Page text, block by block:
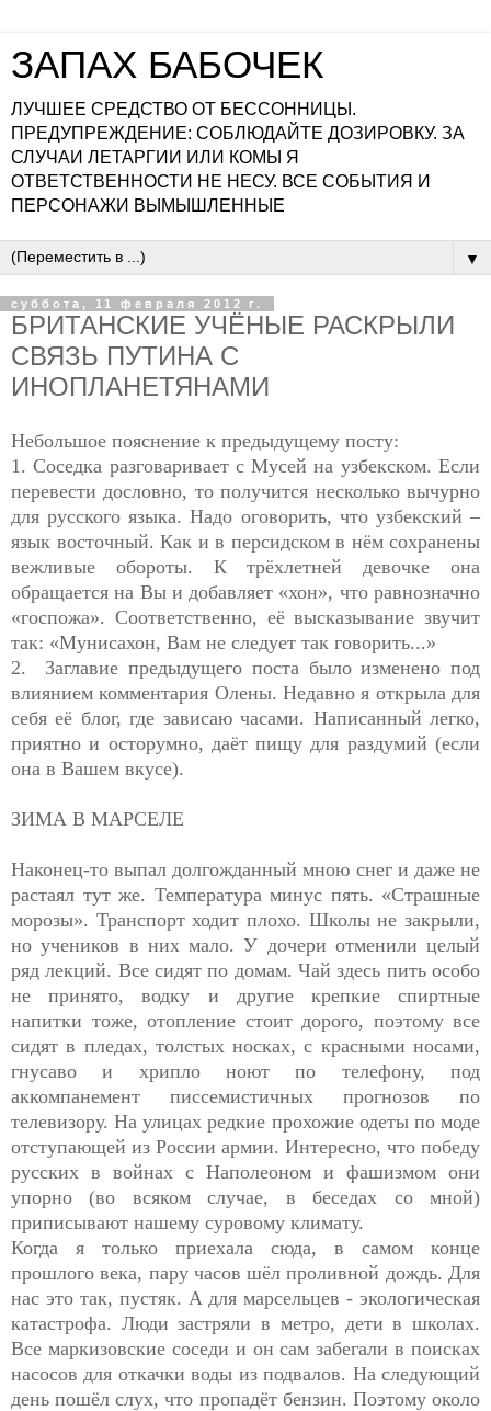
ЗАПАХ БАБОЧЕК
ЛУЧШЕЕ СРЕДСТВО ОТ БЕССОННИЦЫ.
ПРЕДУПРЕЖДЕНИЕ: СОБЛЮДАЙТЕ ДОЗИРОВКУ. ЗА
СЛУЧАИ ЛЕТАРГИИ ИЛИ КОМЫ Я
ОТВЕТСТВЕННОСТИ НЕ НЕСУ. ВСЕ СОБЫТИЯ И
ПЕРСОНАЖИ ВЫМЫШЛЕННЫЕ
▼
суббота, 11 февраля 2012 г.
БРИТАНСКИЕ УЧЁНЫЕ РАСКРЫЛИ
СВЯЗЬ ПУТИНА С
ИНОПЛАНЕТЯНАМИ
Небольшое пояснение к предыдущему посту:
1. Соседка разговаривает с Мусей на узбекском. Если
перевести дословно, то получится несколько вычурно
для русского языка. Надо оговорить, что узбекский –
язык восточный. Как и в персидском в нём сохранены
вежливые обороты. К трёхлетней девочке она
обращается на Вы и добавляет «хон», что равнозначно
«госпожа». Соответственно, её высказывание звучит
так: «Мунисахон, Вам не следует так говорить...»
2. Заглавие предыдущего поста было изменено под
влиянием комментария Олены. Недавно я открыла для
себя её блог, где зависаю часами. Написанный легко,
приятно и осторумно, даёт пищу для раздумий (если
она в Вашем вкусе).
ЗИМА В МАРСЕЛЕ
Наконец-то выпал долгожданный мною снег и даже не
растаял тут же. Температура минус пять. «Страшные
морозы». Транспорт ходит плохо. Школы не закрыли,
но учеников в них мало. У дочери отменили целый
ряд лекций. Все сидят по домам. Чай здесь пить особо
не принято, водку и другие крепкие спиртные
напитки тоже, отопление стоит дорого, поэтому все
сидят в пледах, толстых носках, с красными носами,
гнусаво и хрипло ноют по телефону, под
аккомпанемент писсемистичных прогнозов по
телевизору. На улицах редкие прохожие одеты по моде
отступающей из России армии. Интересно, что победу
русских в войнах с Наполеоном и фашизмом они
упорно (во всяком случае, в беседах со мной)
приписывают нашему суровому климату.
Когда я только приехала сюда, в самом конце
прошлого века, пару часов шёл проливной дождь. Для
нас это так, пустяк. А для марсельцев - экологическая
катастрофа. Люди застряли в метро, дети в школах.
Все маркизовские соседи и он сам забегали в поисках
насосов для откачки воды из подвалов. На следующий
день пошёл слух, что пропадёт бензин. Поэтому около